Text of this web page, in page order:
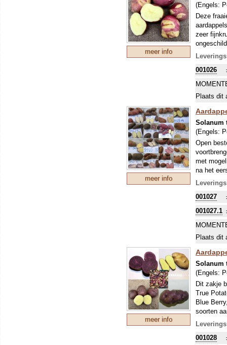
meer info
(Engels:
Deze
zeer
om te
maakt er
ons
normale
uitplanten
001026
Plaats dit
meer info
Solanum
(Engels:
Open
met
na het
uit. Pas
is! De
001027
001027.1
Plaats dit
meer info
Solanum
(Engels:
Dit zakje
True
Blue
soorten
maakt er
001028